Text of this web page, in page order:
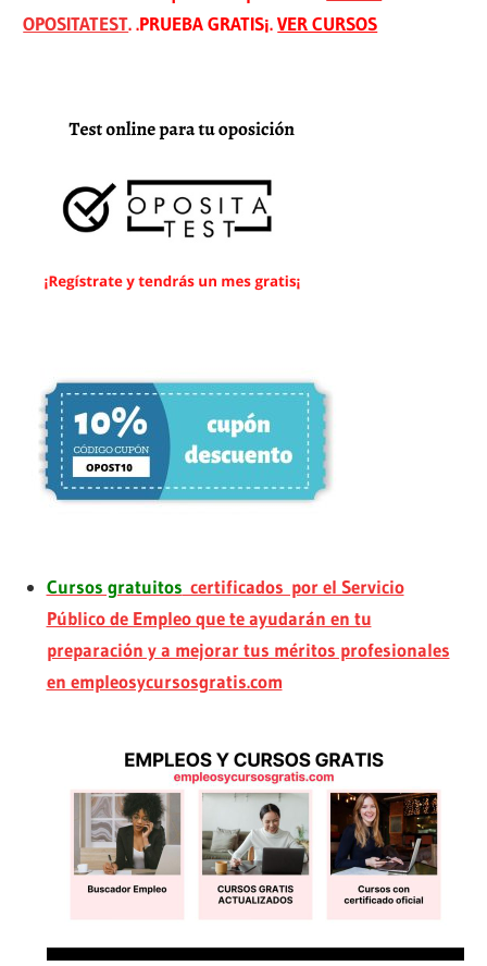
OPOSITATEST. .PRUEBA GRATIS¡.VER CURSOS
Cursos gratuitos certificados por el Servicio
Público de Empleo que te ayudarán en tu
preparación y a mejorar tus méritos profesionales
en empleosycursosgratis.com